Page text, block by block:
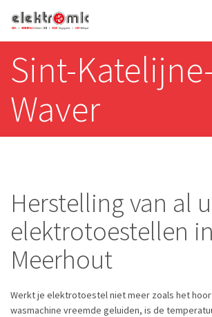
Overslaan
en
inhoud
gaan
Sint-Katelijne-
Waver
Herstelling van al
elektrotoestellen in
Meerhout
Werkt je elektrotoestel niet meer zoals het
wasmachine vreemde geluiden, is de